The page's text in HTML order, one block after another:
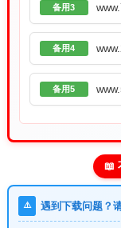
备用3
备用4
备用5
📖
⚠️ 遇到下载问题？